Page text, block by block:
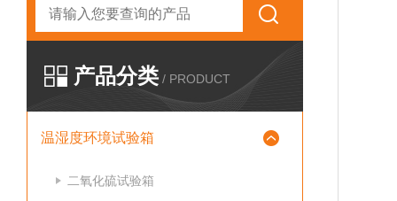
产品分类 / PRODUCT
温湿度环境试验箱
二氧化硫试验箱